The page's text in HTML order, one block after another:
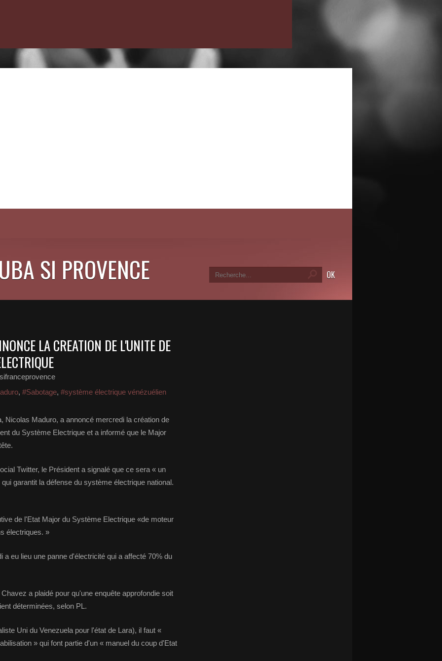
SI PROVENCE
LA CREATION DE L'UNITE DE
, #Sabotage, #système électrique vénézuélien
Nicolas Maduro, a annoncé mercredi la création de
du Système Electrique et a informé que le Major
Twitter, le Président a signalé que ce sera « un
garantit la défense du système électrique national.
de l'Etat Major du Système Electrique «de moteur
électriques. »
eu lieu une panne d'électricité qui a affecté 70% du
a plaidé pour qu'une enquête approfondie soit
déterminées, selon PL.
Uni du Venezuela pour l'état de Lara), il faut «
» qui font partie d'un « manuel du coup d'Etat